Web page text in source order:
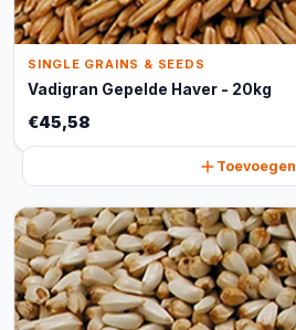
SINGLE GRAINS & SEEDS
Vadigran Gepelde Haver - 20kg
€45,58
Toevoegen